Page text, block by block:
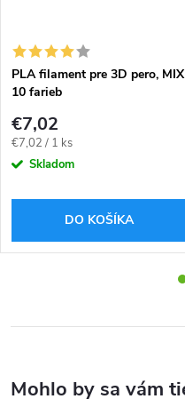
PLA filament pre 3D pero, MIX
10 farieb
€7,02
Jednotková
cena:
€7,02 / 1 ks
Skladom
DO KOŠÍKA